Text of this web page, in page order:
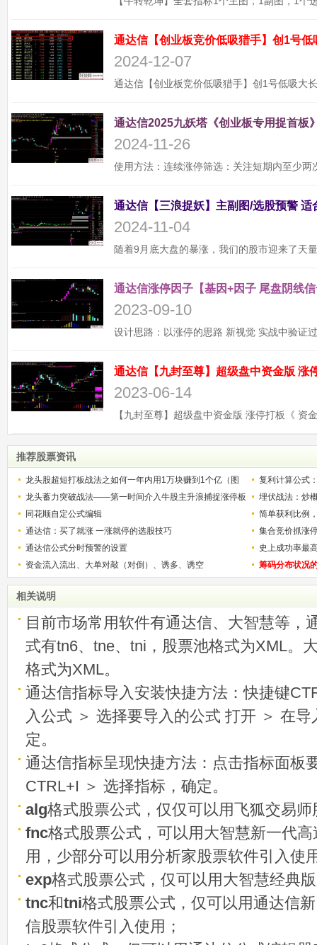
通达信【创业板竞价低吸猎手】创1号
2024-12-07
通达信2025九妖塔《创业板专用捉首板
2024-11-26
2024-11-04
通达信涨停因子【基因+因子 尾盘阴线
2023-09-10
2023-06-14
推荐股票资讯
龙头股超短打板战法之如何一年内用1万块赚到1个亿（图
解）
复利计算公式
少？
龙头蓄力突破战法——第一时间介入牛股主升浪捕捉涨停板
的技巧（图解）
埋伏战法：炒
同花顺自定公式编辑
简单获利比例
用
通达信：买了就涨 一涨就停的选股技巧
集合竞价抓涨
通达信公式分时预警的设置
史上成功率最
称选股法宝！
资金流入流出、大单对敲（对倒）、诱多、诱空 筹码分布状况
相关说明
目前市场常用软件有通达信、大智慧等，
式有tn6、tne、tni，股票池格式为XML。
格式为XML。
通达信指标导入安装快捷方法：快捷键
入公式 ＞ 选择要导入的公式 打开 ＞ 在
定。
通达信指标呈现快捷方法：点击指标面板
CTRL+I ＞ 选择指标，确定。
alg格式股票公式，仅仅可以用飞狐交易
fnc格式股票公式，可以用大智慧新一代
用，少部分可以用分析家股票软件引入使
exp格式股票公式，仅可以用大智慧经典
tnc和tni格式股票公式，仅可以用通达信
信股票软件引入使用；